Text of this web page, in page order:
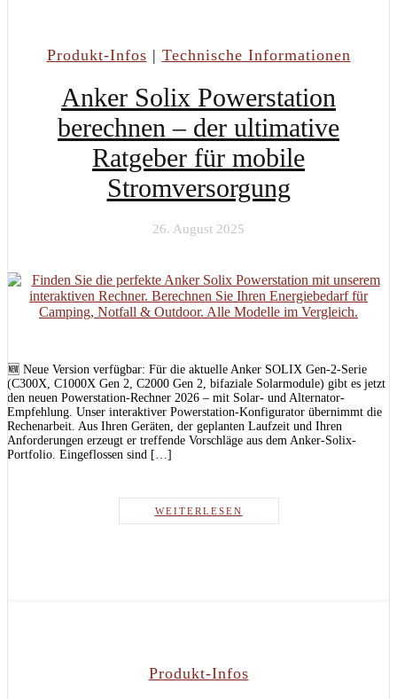
Produkt-Infos | Technische Informationen
Anker Solix Powerstation
berechnen – der ultimative
Ratgeber für mobile
Stromversorgung
26. August 2025
🆕 Neue Version verfügbar: Für die aktuelle Anker SOLIX Gen-2-Serie
(C300X, C1000X Gen 2, C2000 Gen 2, bifaziale Solarmodule) gibt es jetzt
den neuen Powerstation-Rechner 2026 – mit Solar- und Alternator-
Empfehlung. Unser interaktiver Powerstation-Konfigurator übernimmt die
Rechenarbeit. Aus Ihren Geräten, der geplanten Laufzeit und Ihren
Anforderungen erzeugt er treffende Vorschläge aus dem Anker-Solix-
Portfolio. Eingeflossen sind […]
WEITERLESEN
Produkt-Infos